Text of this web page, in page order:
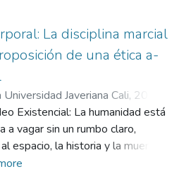
La disciplina marcial
de una ética a-
Javeriana Cali, 2024
Juan Felipe ;Pérez Asseff, Juan
Existencial: La humanidad está
a vagar sin un rumbo claro,
espacio, la historia y la muerte,
a la cuestión de